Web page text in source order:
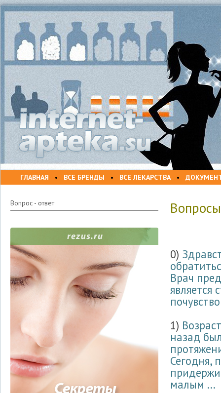
ГЛАВНАЯ • ВСЕ БРЕНДЫ • ВСЕ ЛЕКАРСТВА•
Вопрос - ответ
0)
Врач
является
1)
назад
Сегодня,
малым ...